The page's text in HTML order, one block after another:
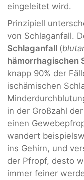
eingeleitet wird.
Prinzipiell
von Schlaganfall.
Schlaganfall (
hämorrhagischen
knapp 90% der
ischämischen
in der Großzahl
einen
wandert
ins Gehirn, und
der Pfropf, desto
immer feiner